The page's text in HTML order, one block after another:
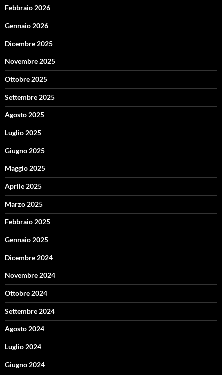
Febbraio 2026
Gennaio 2026
Dicembre 2025
Novembre 2025
Ottobre 2025
Settembre 2025
Agosto 2025
Luglio 2025
Giugno 2025
Maggio 2025
Aprile 2025
Marzo 2025
Febbraio 2025
Gennaio 2025
Dicembre 2024
Novembre 2024
Ottobre 2024
Settembre 2024
Agosto 2024
Luglio 2024
Giugno 2024